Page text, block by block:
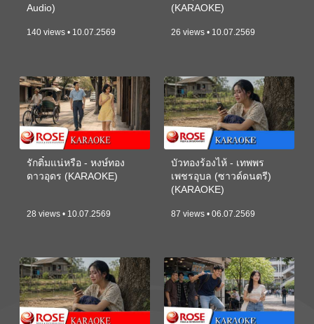
Audio)
140 views • 10.07.2569
(KARAOKE)
26 views • 10.07.2569
รักติ๋มแน่หรือ - หงษ์ทอง
ดาวอุดร (KARAOKE)
28 views • 10.07.2569
บัวทองร้องไห้ - เทพพร
เพชรอุบล (ซาวด์ดนตรี)
(KARAOKE)
87 views • 06.07.2569